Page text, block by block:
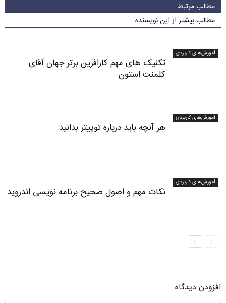
مطالب مرتبط
مطالب بیشتر از این نویسنده
آموزش‌های کاربردی
تکنیک های مهم کارافرین برتر جهان آقای
کلمنت استون
آموزش‌های کاربردی
هر آنچه باید درباره توییتر بدانید
آموزش‌های کاربردی
نکات مهم و اصول صحیح برنامه نویسی اندروید
افزودن دیدگاه